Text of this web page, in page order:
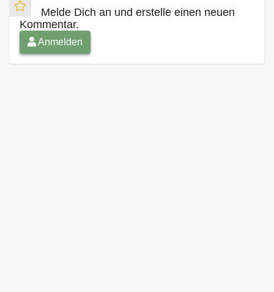
Melde Dich an und erstelle einen neuen
Kommentar.
Anmelden